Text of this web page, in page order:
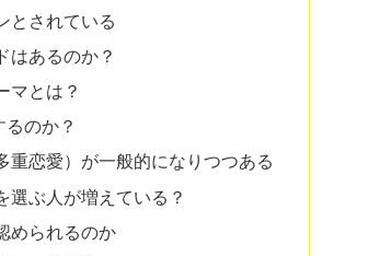
とされている
はあるのか？
マとは？
のか？
重恋愛）が一般的になりつつある
選ぶ人が増えている？
められるのか